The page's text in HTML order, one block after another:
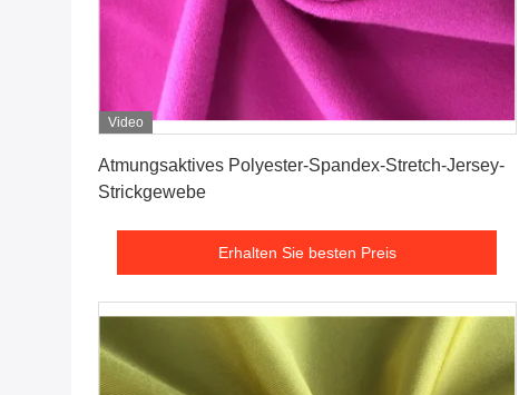
Video
Atmungsaktives Polyester-Spandex-Stretch-Jersey-
Strickgewebe
Erhalten Sie besten Preis